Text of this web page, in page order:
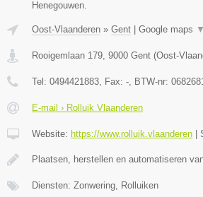
Henegouwen.
Oost-Vlaanderen » Gent Google maps ▼
Rooigemlaan 179, 9000 Gent (Oost-
Tel: 0494421883, Fax: -, BTW-nr:
E-mail › Rolluik Vlaanderen
Website: https://www.rolluik.vlaanderen
Plaatsen, herstellen en automatiseren
Diensten: Zonwering, Rolluiken